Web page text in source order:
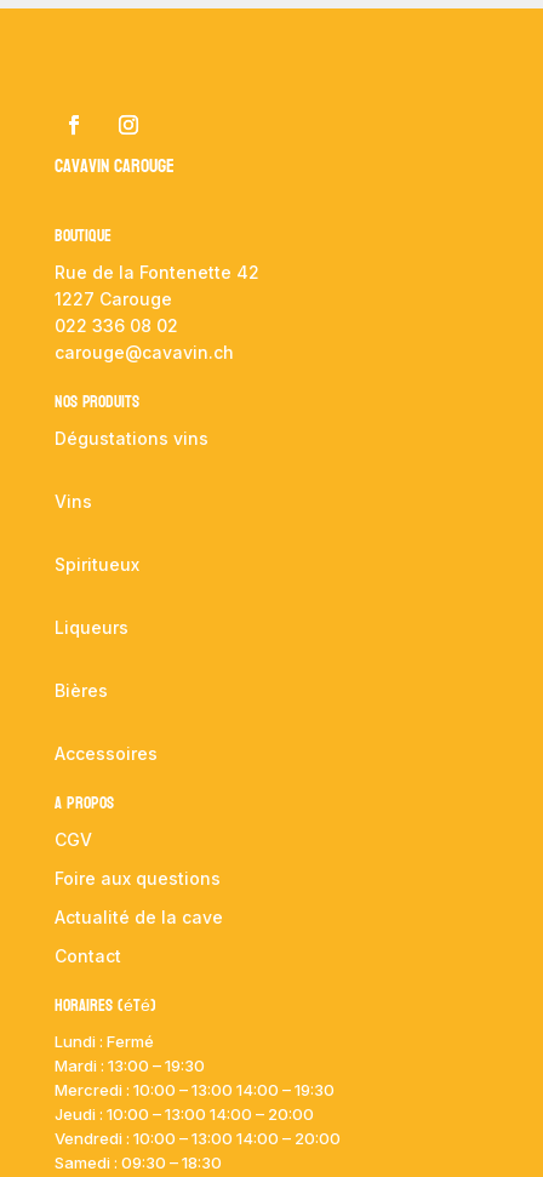
Cavavin Carouge
Boutique
Rue de la Fontenette 42
1227 Carouge
022 336 08 02
carouge@cavavin.ch
NOS PRODUITS
Dégustations vins
Vins
Spiritueux
Liqueurs
Bières
Accessoires
A propos
CGV
Foire aux questions
Actualité de la cave
Contact
Horaires (été)
Lundi : Fermé
Mardi : 13:00 – 19:30
Mercredi : 10:00 – 13:00 14:00 – 19:30
Jeudi : 10:00 – 13:00 14:00 – 20:00
Vendredi : 10:00 – 13:00 14:00 – 20:00
Samedi : 09:30 – 18:30